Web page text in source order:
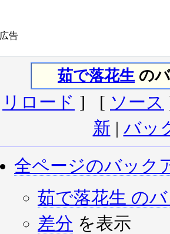
広告
茹で落花生のバ
リロード ] [ ソース
新 | バッ
全ページのバック
茹で落花生 の
差分 を表示